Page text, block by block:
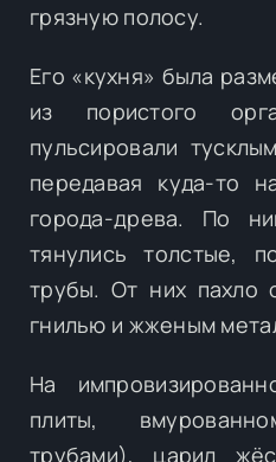
грязную полосу.
Его «кухня» была
из пористого
пульсировали
передавая куда-то
города-древа. По
тянулись толстые,
трубы. От них пахло
гнилью и жженым
На
плиты,
трубами), царил